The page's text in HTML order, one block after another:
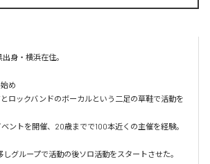
身・横浜在住。
め
とロックバンドのボーカルという二足の草鞋で活動を
ントを開催、20歳までで100本近くの主催を経験。
グループで活動の後ソロ活動をスタートさせた。